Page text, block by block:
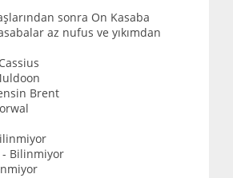
sonra On Kasaba
az nufus ve yıkımdan
Brent
- Bilinmiyor